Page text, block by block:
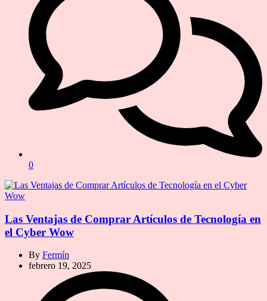
0
Las Ventajas de Comprar Artículos de Tecnología en
el Cyber Wow
By Fermín
febrero 19, 2025